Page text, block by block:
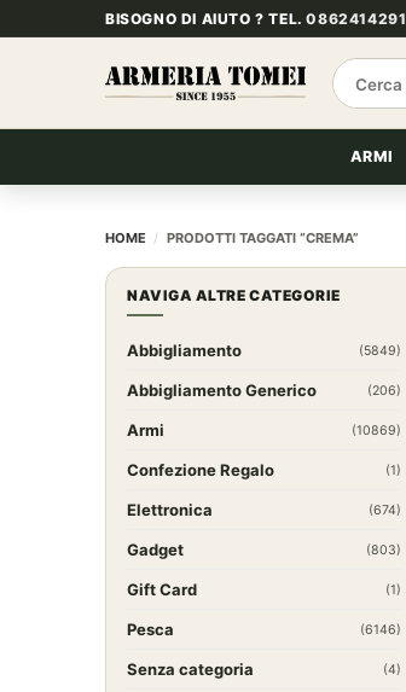
ai
BISOGNO DI AIUTO ? TEL.0862414291
Cerca:
ARMI
HOME / PRODOTTI TAGGATI “CREMA”
NAVIGA ALTRE CATEGORIE
Abbigliamento (5849)
Abbigliamento Generico (206)
Armi (10869)
Confezione Regalo (1)
Elettronica (674)
Gadget (803)
Gift Card (1)
Pesca (6146)
Senza categoria (4)